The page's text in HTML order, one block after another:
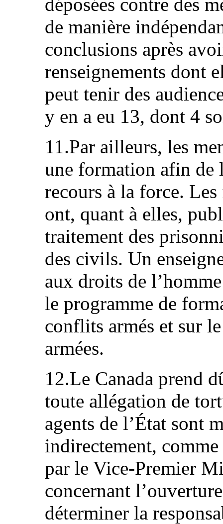
de manière
conclusions après
renseignements dont
peut tenir des
y en a eu 13, dont 4
11.Par ailleurs, les
une formation afin de
recours à la force. Les
ont, quant à elles,
traitement des
des civils. Un
aux droits de
le programme de
conflits armés et sur
armées.
12.Le Canada prend
toute allégation de
agents de l’État sont
indirectement,
par le Vice‑Premier
concernant
déterminer la